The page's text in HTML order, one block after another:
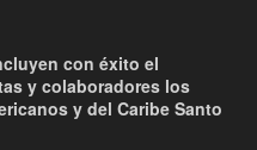
con éxito el
y colaboradores los
y del Caribe Santo